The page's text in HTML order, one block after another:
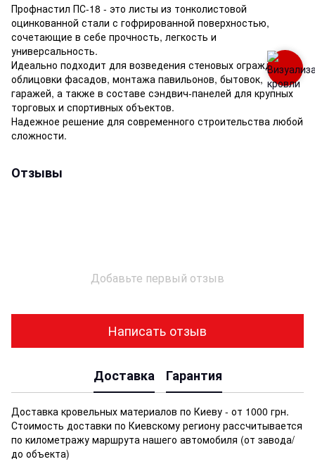
Профнастил ПС-18 - это листы из тонколистовой
оцинкованной стали с гофрированной поверхностью,
сочетающие в себе прочность, легкость и
универсальность.
Идеально подходит для возведения стеновых ограждений,
облицовки фасадов, монтажа павильонов, бытовок,
гаражей, а также в составе сэндвич-панелей для крупных
торговых и спортивных объектов.
Надежное решение для современного строительства любой
сложности.
Отзывы
Добавьте первый отзыв
Написать отзыв
Доставка Гарантия
Доставка кровельных материалов по Киеву - от 1000 грн.
Стоимость доставки по Киевскому региону рассчитывается
по километражу маршрута нашего автомобиля (от завода/
до объекта)